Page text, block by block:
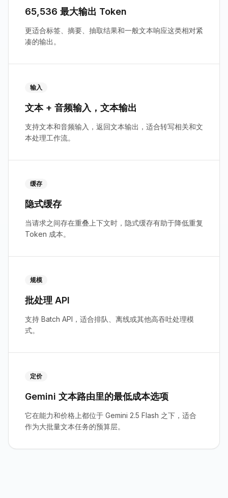
65,536 最大输出 Token
更适合标签、摘要、抽取结果和一般文本响应这类相对紧
凑的输出。
输入
文本 + 音频输入，文本输出
支持文本和音频输入，返回文本输出，适合转写相关和文
本处理工作流。
缓存
隐式缓存
当请求之间存在重叠上下文时，隐式缓存有助于降低重复
Token 成本。
规模
批处理 API
支持 Batch API，适合排队、离线或其他高吞吐处理模
式。
定价
Gemini 文本路由里的最低成本选项
它在能力和价格上都位于 Gemini 2.5 Flash 之下，适合
作为大批量文本任务的预算层。